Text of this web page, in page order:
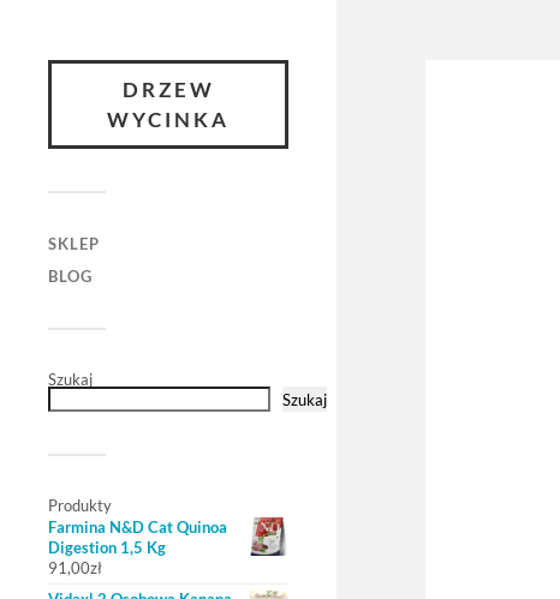
DRZEW
WYCINKA
SKLEP
BLOG
Szukaj
Szukaj
Produkty
Farmina N&D Cat Quinoa
Digestion 1,5 Kg
91,00zł